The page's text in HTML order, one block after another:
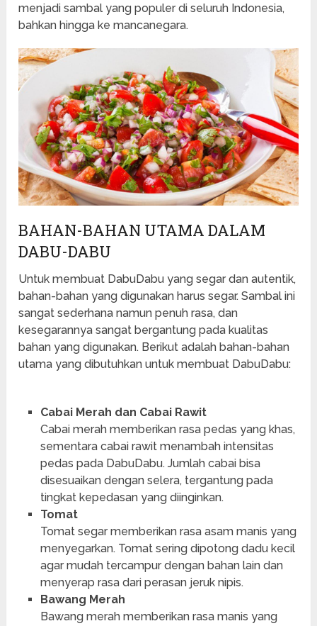
menjadi sambal yang populer di seluruh Indonesia,
bahkan hingga ke mancanegara.
BAHAN-BAHAN UTAMA DALAM
DABU-DABU
Untuk membuat DabuDabu yang segar dan autentik,
bahan-bahan yang digunakan harus segar. Sambal ini
sangat sederhana namun penuh rasa, dan
kesegarannya sangat bergantung pada kualitas
bahan yang digunakan. Berikut adalah bahan-bahan
utama yang dibutuhkan untuk membuat DabuDabu:
Cabai Merah dan Cabai Rawit
Cabai merah memberikan rasa pedas yang khas,
sementara cabai rawit menambah intensitas
pedas pada DabuDabu. Jumlah cabai bisa
disesuaikan dengan selera, tergantung pada
tingkat kepedasan yang diinginkan.
Tomat
Tomat segar memberikan rasa asam manis yang
menyegarkan. Tomat sering dipotong dadu kecil
agar mudah tercampur dengan bahan lain dan
menyerap rasa dari perasan jeruk nipis.
Bawang Merah
Bawang merah memberikan rasa manis yang